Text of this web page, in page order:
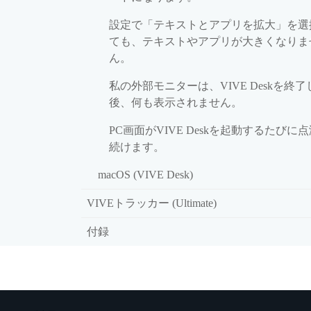
設定で「テキストとアプリを拡大」を選
ても、テキストやアプリが大きくなりま
ん。
私の外部モニターは、VIVE Deskを終了
後、何も表示されません。
PC画面がVIVE Deskを起動するたびに点
続けます。
macOS (VIVE Desk)
VIVEトラッカー (Ultimate)
付録